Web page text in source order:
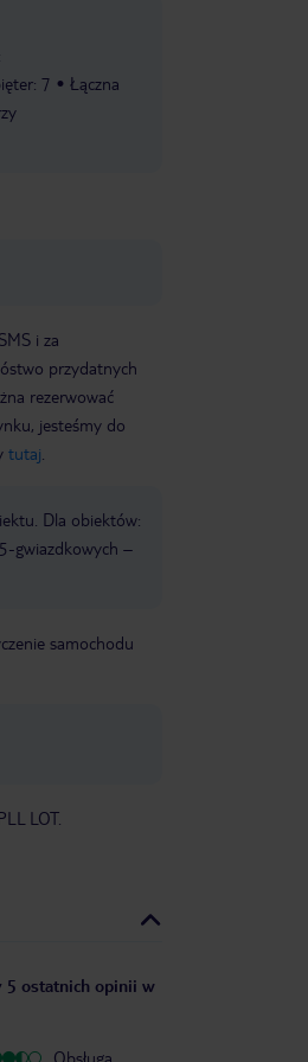
7
Łączna
i za
przydatnych
rezerwować
jesteśmy do
tutaj
Dla obiektów:
gwiazdkowych –
samochodu
LOT.
5 ostatnich opinii w
Obsługa